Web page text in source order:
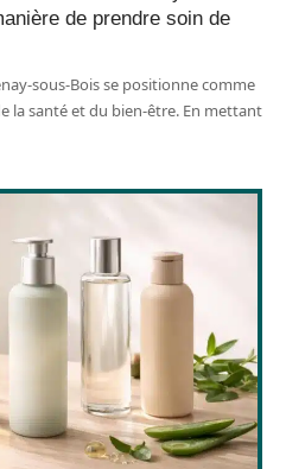
de prendre soin de
sous-Bois se positionne comme
la santé et du bien-être. En mettant